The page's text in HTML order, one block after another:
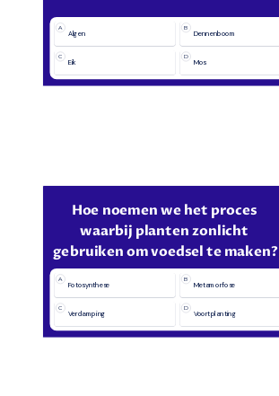
A
Algen
B
Dennenboom
C
Eik
D
Mos
Hoe noemen we het proces
waarbij planten zonlicht
gebruiken om voedsel te maken?
A
Fotosynthese
B
Metamorfose
C
Verdamping
D
Voortplanting